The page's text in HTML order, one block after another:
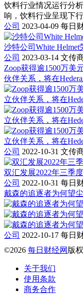
饮料行业情况运行分
响，饮料行业呈现下
公司 2023-04-09 每日
沙特公司White
公司 2023-03-14 文传
Zoop获得逾1500万美
伙伴关系，将在
公司 2022-10-31 文传
双汇发展2022年三季
公司 2022-10-31 每日
戴森的追逐者为何望
公司 2022-10-17 每日
©2026 每日财经网 版
关于我们
使用条款
商务合作